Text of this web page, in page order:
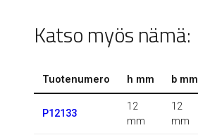
Katso myös nämä:
Tuotenumero h mm b mm
P12133
12
mm
12
mm